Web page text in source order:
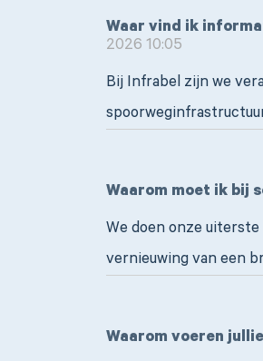
Waar vind ik
2026 10:05
Bij Infrabel zijn we
Waarom moet ik bij
We doen onze
vernieuwing van een
Waarom voeren